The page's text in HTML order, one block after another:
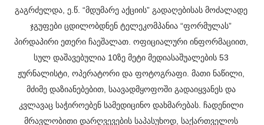
გაგრძელდა, ე.წ. “მდუმარე აქციის” გადაღებისას მოძალადე
ჯგუფები ცდილობდნენ ტელეკომპანია “ფორმულას”
პირდაპირი ეთერი ჩაეშალათ. ოფიციალური ინფორმაციით,
სულ დაშავებულია 10ზე მეტი მედიასაშუალების 53
ჟურნალისტი, ოპერატორი და ფოტოგრაფი. მათი ნაწილი,
მძიმე დაზიანებებით, საავადმყოფოში გადაიყვანეს და
კვლავაც საჭიროებენ სამედიცინო დახმარებას. ჩადენილი
მრავლობითი დარღვევების საპასუხოდ, საქართველოს